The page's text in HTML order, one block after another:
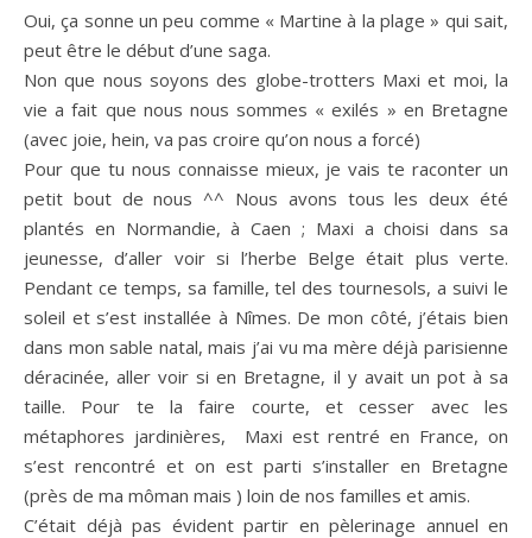
Oui, ça sonne un peu comme « Martine à la plage » qui sait,
peut être le début d’une saga.
Non que nous soyons des globe-trotters Maxi et moi, la
vie a fait que nous nous sommes « exilés » en Bretagne
(avec joie, hein, va pas croire qu’on nous a forcé)
Pour que tu nous connaisse mieux, je vais te raconter un
petit bout de nous ^^ Nous avons tous les deux été
plantés en Normandie, à Caen ; Maxi a choisi dans sa
jeunesse, d’aller voir si l’herbe Belge était plus verte.
Pendant ce temps, sa famille, tel des tournesols, a suivi le
soleil et s’est installée à Nîmes. De mon côté, j’étais bien
dans mon sable natal, mais j’ai vu ma mère déjà parisienne
déracinée, aller voir si en Bretagne, il y avait un pot à sa
taille. Pour te la faire courte, et cesser avec les
métaphores jardinières, Maxi est rentré en France, on
s’est rencontré et on est parti s’installer en Bretagne
(près de ma môman mais ) loin de nos familles et amis.
C’était déjà pas évident partir en pèlerinage annuel en